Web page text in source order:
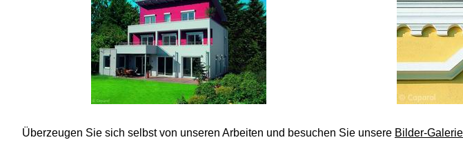
Überzeugen Sie sich selbst von unseren Arbeiten und besuchen Sie unsere Bilder-Galerie